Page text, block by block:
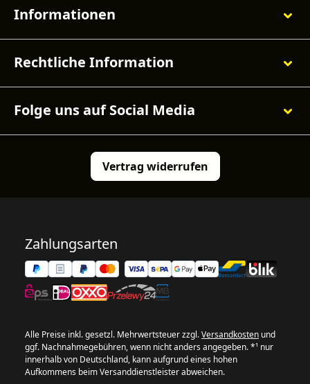
Informationen
Rechtliche Information
Folge uns auf Social Media
Vertrag widerrufen
Zahlungsarten
Alle Preise inkl. gesetzl. Mehrwertsteuer zzgl.Versandkosten und
ggf. Nachnahmegebühren, wenn nicht anders angegeben. *¹ nur
innerhalb von Deutschland, kann aufgrund eines hohen
Aufkommens beim Versanddienstleister abweichen.